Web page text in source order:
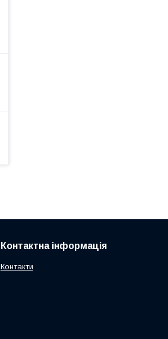
Контактна інформація
Контакти